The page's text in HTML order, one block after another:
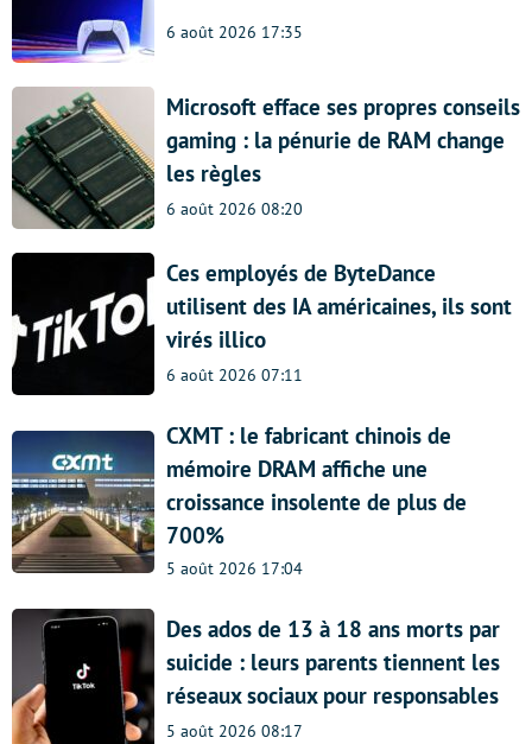
6 août 2026 17:35
Microsoft efface ses propres conseils
gaming : la pénurie de RAM change
les règles
6 août 2026 08:20
Ces employés de ByteDance
utilisent des IA américaines, ils sont
virés illico
6 août 2026 07:11
CXMT : le fabricant chinois de
mémoire DRAM affiche une
croissance insolente de plus de
700%
5 août 2026 17:04
Des ados de 13 à 18 ans morts par
suicide : leurs parents tiennent les
réseaux sociaux pour responsables
5 août 2026 08:17